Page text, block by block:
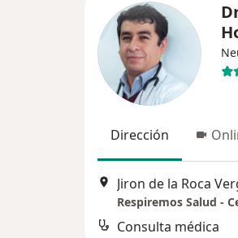
Dirección
Consulta médica